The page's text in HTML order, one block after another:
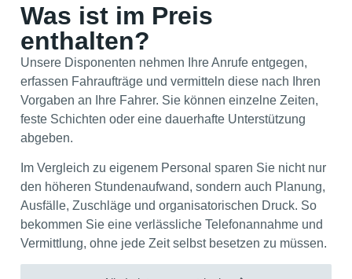
Was ist im Preis
enthalten?
Unsere Disponenten nehmen Ihre Anrufe entgegen,
erfassen Fahraufträge und vermitteln diese nach Ihren
Vorgaben an Ihre Fahrer. Sie können einzelne Zeiten,
feste Schichten oder eine dauerhafte Unterstützung
abgeben.
Im Vergleich zu eigenem Personal sparen Sie nicht nur
den höheren Stundenaufwand, sondern auch Planung,
Ausfälle, Zuschläge und organisatorischen Druck. So
bekommen Sie eine verlässliche Telefonannahme und
Vermittlung, ohne jede Zeit selbst besetzen zu müssen.